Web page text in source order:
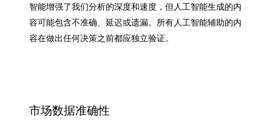
智能增强了我们分析的深度和速度，但人工智能生成的内
容可能包含不准确、延迟或遗漏。所有人工智能辅助的内
容在做出任何决策之前都应独立验证。
市场数据准确性